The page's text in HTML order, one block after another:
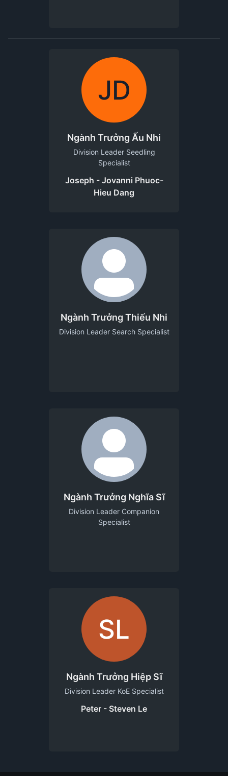
JD
Ngành Trưởng Ấu Nhi
Division Leader Seedling
Specialist
Joseph - Jovanni Phuoc-
Hieu Dang
Ngành Trưởng Thiếu Nhi
Division Leader Search Specialist
Ngành Trưởng Nghĩa Sĩ
Division Leader Companion
Specialist
SL
Ngành Trưởng Hiệp Sĩ
Division Leader KoE Specialist
Peter - Steven Le